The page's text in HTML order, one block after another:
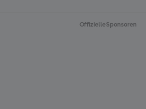
Offizielle Sponsoren